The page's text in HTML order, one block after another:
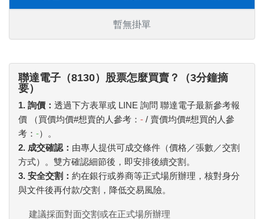
暫無掛單
聯達電子（8130）股票怎麼買賣？（3分鐘摘
要）
1. 詢價： 透過下方表單或 LINE 詢問 聯達電子最新參考報
價 （買價均價#想賣的人參考： - / 賣價均價#想買的人參
考： -）。
2. 成交確認： 由專人提供可成交條件（價格／張數／交割
方式）。雙方確認細節後，即安排後續交割。
3. 安全交割： 約在銀行或券商等正式場所辦理，核對身分
與文件後再付款/交割，降低交易風險。
建議採面對面交割或在正式場所辦理